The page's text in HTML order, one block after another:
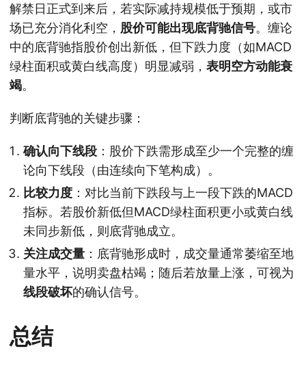
解禁日正式到来后，若实际减持规模低于预期，或市
场已充分消化利空， 股价可能出现底背驰信号。缠论
中的底背驰指股价创出新低，但下跌力度（如MACD
绿柱面积或黄白线高度）明显减弱， 表明空方动能衰
竭。
判断底背驰的关键步骤：
确认向下线段 ：股价下跌需形成至少一个完整的缠
论向下线段（由连续向下笔构成）。
比较力度 ：对比当前下跌段与上一段下跌的MACD
指标。若股价新低但MACD绿柱面积更小或黄白线
未同步新低，则底背驰成立。
关注成交量 ：底背驰形成时，成交量通常萎缩至地
量水平，说明卖盘枯竭；随后若放量上涨，可视为
线段破坏的确认信号。
总结